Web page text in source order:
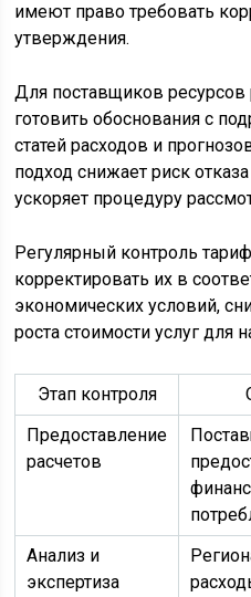
имеют право требовать
утверждения.
Для поставщиков ресурсов
готовить обоснования с
статей расходов и
подход снижает риск
ускоряет процедуру
Регулярный контроль
корректировать их в
экономических условий,
роста стоимости услуг для
Этап контроля
Предоставление
расчетов
Анализ и
экспертиза